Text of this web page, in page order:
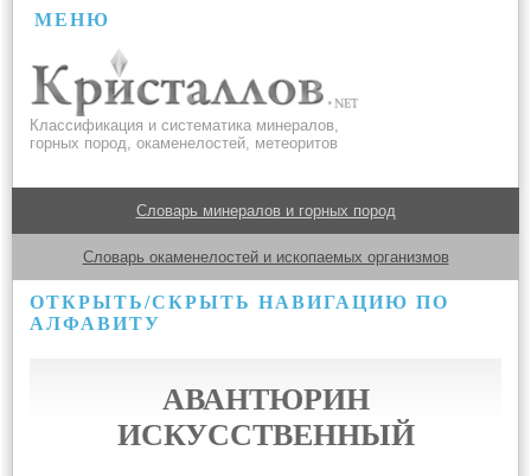
МЕНЮ
Классификация и систематика минералов,
горных пород, окаменелостей, метеоритов
Словарь минералов и горных пород
Словарь окаменелостей и ископаемых организмов
ОТКРЫТЬ/СКРЫТЬ НАВИГАЦИЮ ПО
АЛФАВИТУ
АВАНТЮРИН
ИСКУССТВЕННЫЙ